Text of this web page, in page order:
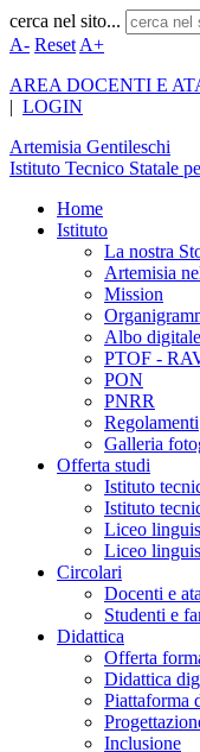
cerca nel sito...
A- Reset A+
AREA DOCENTI E
| LOGIN
Artemisia Gentileschi
Istituto Tecnico Statale
Home
Istituto
La nostra
Artemisia
Mission
Albo digitale
PTOF -
PON
PNRR
Regolamenti
Galleria
Offerta studi
Istituto
Istituto
Liceo
Liceo
Circolari
Docenti e ata
Studenti e
Didattica
Offerta
Didattica
Piattaforma
Inclusione